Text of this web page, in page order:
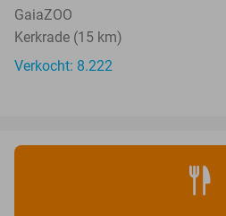
GaiaZOO
Kerkrade (15 km)
Verkocht: 8.222